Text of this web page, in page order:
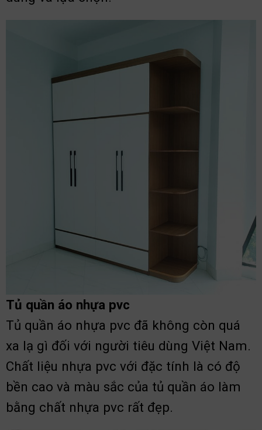
Tủ quần áo nhựa pvc
Tủ quần áo nhựa pvc đã không còn quá
xa lạ gì đối với người tiêu dùng Việt Nam.
Chất liệu nhựa pvc với đặc tính là có độ
bền cao và màu sắc của tủ quần áo làm
bằng chất nhựa pvc rất đẹp.